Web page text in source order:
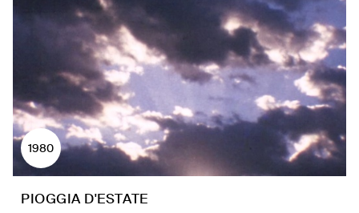
1980
PIOGGIA D'ESTATE